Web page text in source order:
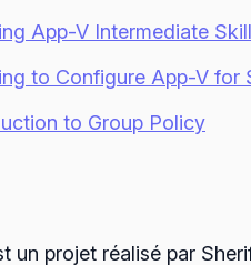
App-V Intermediate
to Configure App-V for
to Group Policy
un projet réalisé par